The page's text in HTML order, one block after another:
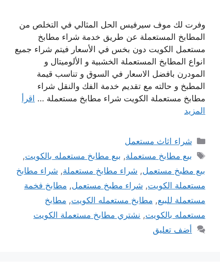
وفرت لك موف سيرفيس الحل المثالي في التخلص من
المطابخ المستعملة عن طريق خدمة شراء مطابخ
مستعمل الكويت دون بخس في الأسعار فيتم شراء جميع
انواع المطابخ المستعملة الخشبية و الألوميتال و
المودرن بافضل الاسعار في السوق و تناسب قيمة
المطبخ و حالته مع تقديم خدمة الفك والنقل شراء
مطابخ مستعملة الكويت شراء مطابخ مستعملة … اقرأ
المزيد
التصنيفات
شراء اثاث مستعمل
الوسوم
بيع مطابخ مستعملة, بيع مطابخ مستعمله بالكويت,
بيع مطبخ مستعمل, شراء مطابخ مستعملة, شراء مطابخ
مستعملة الكويت, شراء مطبخ مستعمل, مطابخ فخمة
مستعملة للبيع, مطابخ مستعمله الكويت, مطابخ
مستعمله بالكويت, نشتري مطابخ مستعملة الكويت
أضف تعليق